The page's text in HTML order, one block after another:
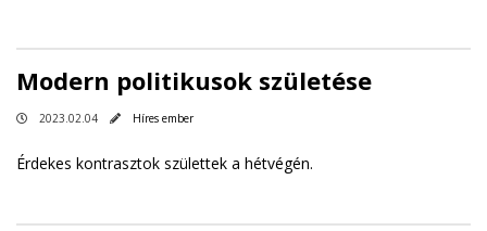
Modern politikusok születése
2023.02.04 Híres ember
Érdekes kontrasztok születtek a hétvégén.